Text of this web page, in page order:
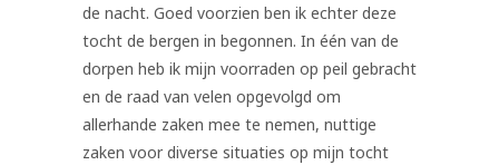
de nacht. Goed voorzien ben ik echter deze
tocht de bergen in begonnen. In één van de
dorpen heb ik mijn voorraden op peil gebracht
en de raad van velen opgevolgd om
allerhande zaken mee te nemen, nuttige
zaken voor diverse situaties op mijn tocht